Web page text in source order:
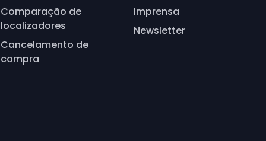
Comparação de
localizadores
Cancelamento de
compra
Imprensa
Newsletter